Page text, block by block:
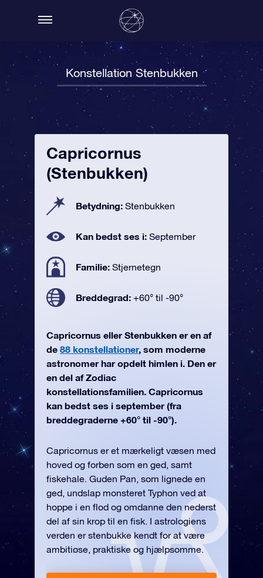
Konstellation Stenbukken
Capricornus
(Stenbukken)
Betydning: Stenbukken
Kan bedst ses i: September
Familie: Stjernetegn
Breddegrad: +60° til -90°
Capricornus eller Stenbukken er en af
de 88 konstellationer, som moderne
astronomer har opdelt himlen i. Den er
en del af Zodiac
konstellationsfamilien. Capricornus
kan bedst ses i september (fra
breddegraderne +60° til -90°).
Capricornus er et mærkeligt væsen med
hoved og forben som en ged, samt
fiskehale. Guden Pan, som lignede en
ged, undslap monsteret Typhon ved at
hoppe i en flod og omdanne den nederst
del af sin krop til en fisk. I astrologiens
verden er stenbukke kendt for at være
ambitiøse, praktiske og hjælpsomme.